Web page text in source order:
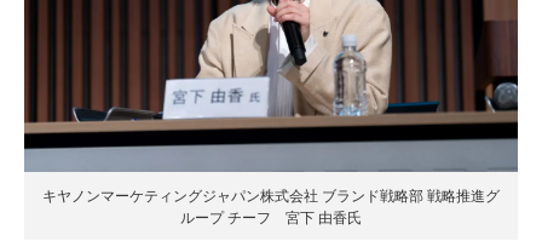
キヤノンマーケティングジャパン株式会社 ブランド戦略部 戦略推進グ
ループ チーフ 宮下 由香氏